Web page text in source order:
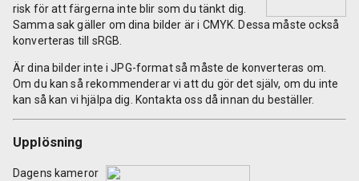
risk för att färgerna inte blir som du tänkt dig.
Samma sak gäller om dina bilder är i CMYK. Dessa måste också
konverteras till sRGB.
Är dina bilder inte i JPG-format så måste de konverteras om.
Om du kan så rekommenderar vi att du gör det själv, om du inte
kan så kan vi hjälpa dig. Kontakta oss då innan du beställer.
Upplösning
Dagens kameror